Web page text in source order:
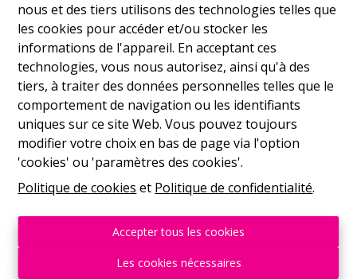
nous et des tiers utilisons des technologies telles que
les cookies pour accéder et/ou stocker les
informations de l'appareil. En acceptant ces
technologies, vous nous autorisez, ainsi qu'à des
tiers, à traiter des données personnelles telles que le
comportement de navigation ou les identifiants
uniques sur ce site Web. Vous pouvez toujours
modifier votre choix en bas de page via l'option
'cookies' ou 'paramètres des cookies'.
Politique de cookies et Politique de confidentialité.
Accepter tous les cookies
Les cookies nécessaires
Philippeville
Rue de France, 37
Lu
14h-17h
Ma
9h-12h 14h-17h
Mer
9h-12h 14h-17h
Je
9h-12h 14h-17h
Ve
9h-12h
Sam
10h-13h